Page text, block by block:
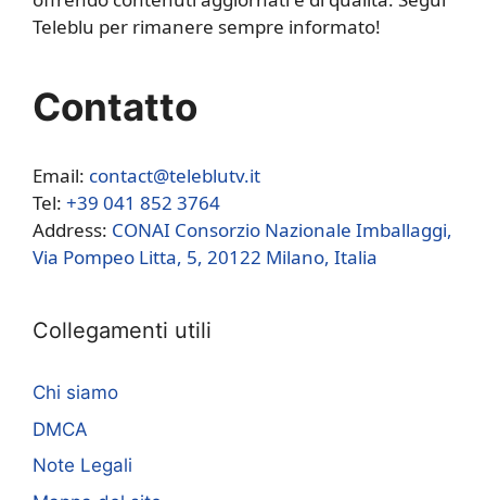
Teleblu per rimanere sempre informato!
Contatto
Email: contact@teleblutv.it
Tel: +39 041 852 3764
Address: CONAI Consorzio Nazionale Imballaggi,
Via Pompeo Litta, 5, 20122 Milano, Italia
Collegamenti utili
Chi siamo
DMCA
Note Legali